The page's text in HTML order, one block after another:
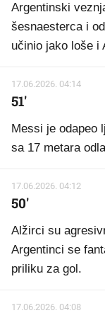
Argentinski
šesnaesterca i
učinio jako loše i
17.06.2026. 04:14
51'
Messi je odapeo
sa 17 metara
17.06.2026. 04:12
50'
Alžirci su
Argentinci se
priliku za gol.
17.06.2026. 04:08